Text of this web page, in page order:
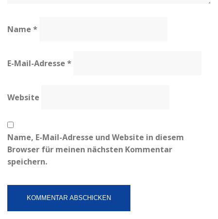
Name *
E-Mail-Adresse *
Website
Name, E-Mail-Adresse und Website in diesem
Browser für meinen nächsten Kommentar
speichern.